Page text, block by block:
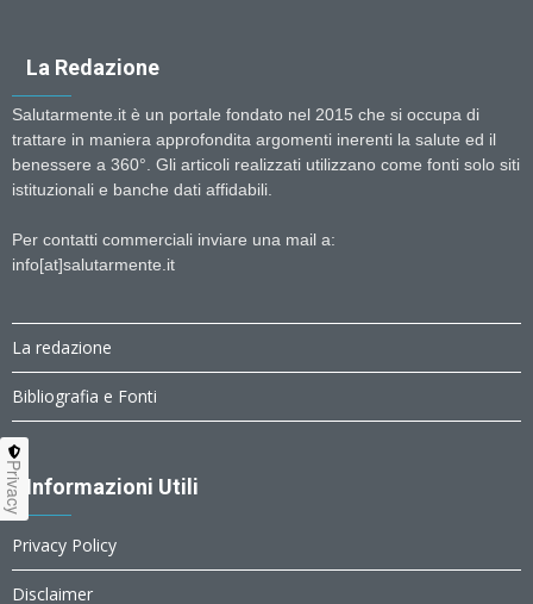
La Redazione
Salutarmente.it è un portale fondato nel 2015 che si occupa di
trattare in maniera approfondita argomenti inerenti la salute ed il
benessere a 360°. Gli articoli realizzati utilizzano come fonti solo siti
istituzionali e banche dati affidabili.
Per contatti commerciali inviare una mail a:
info[at]salutarmente.it
La redazione
Bibliografia e Fonti
Informazioni Utili
Privacy Policy
Disclaimer
Privacy